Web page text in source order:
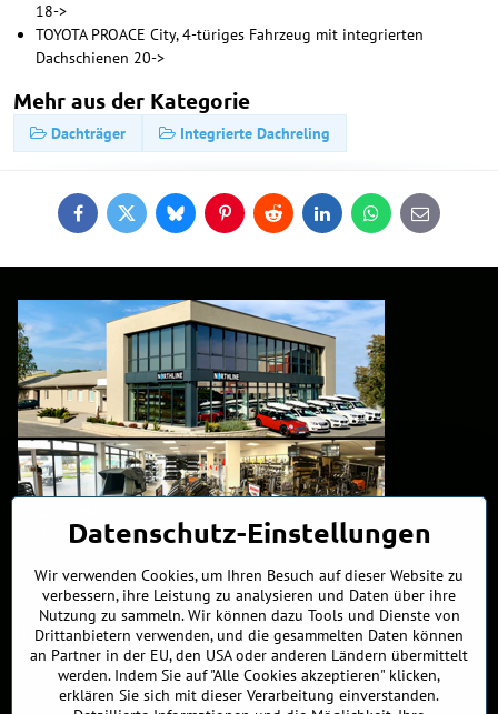
18->
TOYOTA PROACE City, 4-türiges Fahrzeug mit integrierten
Dachschienen 20->
Mehr aus der Kategorie
Dachträger Integrierte Dachreling
FacebookTwitterBlueskyPinterestReddit LinkedInWhatsApp
E-
mail
Kontakte
+421 902 255 255
Datenschutz-Einstellungen
Wir verwenden Cookies, um Ihren Besuch auf dieser Website zu
verbessern, ihre Leistung zu analysieren und Daten über ihre
Nutzung zu sammeln. Wir können dazu Tools und Dienste von
Drittanbietern verwenden, und die gesammelten Daten können
an Partner in der EU, den USA oder anderen Ländern übermittelt
werden. Indem Sie auf "Alle Cookies akzeptieren" klicken,
erklären Sie sich mit dieser Verarbeitung einverstanden.